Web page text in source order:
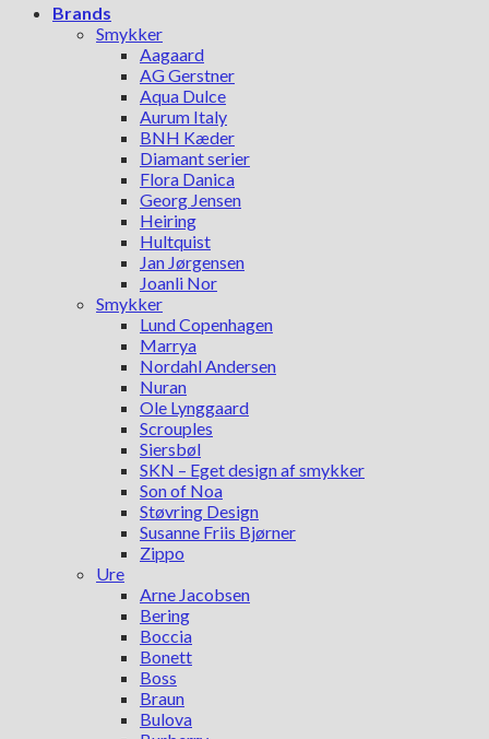
Brands
Smykker
Aagaard
AG Gerstner
Aqua Dulce
Aurum Italy
BNH Kæder
Diamant serier
Flora Danica
Georg Jensen
Heiring
Hultquist
Jan Jørgensen
Joanli Nor
Smykker
Lund Copenhagen
Marrya
Nordahl Andersen
Nuran
Ole Lynggaard
Scrouples
Siersbøl
SKN – Eget design af smykker
Son of Noa
Støvring Design
Susanne Friis Bjørner
Zippo
Ure
Arne Jacobsen
Bering
Boccia
Bonett
Boss
Braun
Bulova